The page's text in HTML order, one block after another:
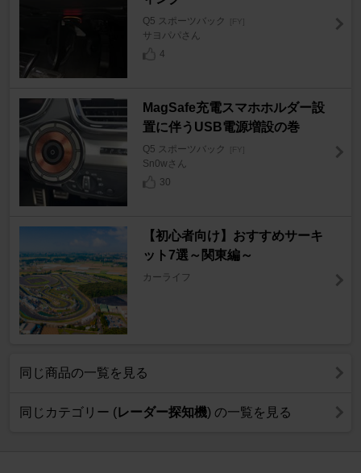
Q5 スポーツバック [FY]
サヨパパさん
4
MagSafe充電スマホホルダー設
置に伴うUSB電源増設の巻
Q5 スポーツバック [FY]
Sn0wさん
30
【初心者向け】おすすめサーキ
ット7選～関東編～
カーライフ
同じ商品の一覧を見る
同じカテゴリー (レーダー探知機) の一覧を見る